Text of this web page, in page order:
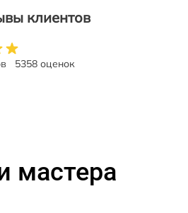
клиентов
5358 оценок
мастера